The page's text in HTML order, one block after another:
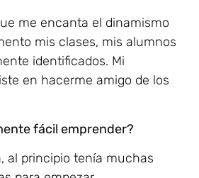
me encanta el dinamismo
mis clases, mis alumnos
identificados. Mi
en hacerme amigo de los
fácil emprender?
al principio tenía muchas